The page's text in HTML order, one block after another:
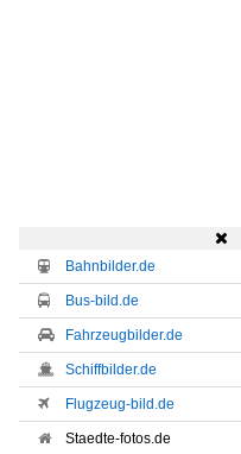

Bahnbilder.de
Bus-bild.de
Fahrzeugbilder.de
Schiffbilder.de
Flugzeug-bild.de
Staedte-fotos.de